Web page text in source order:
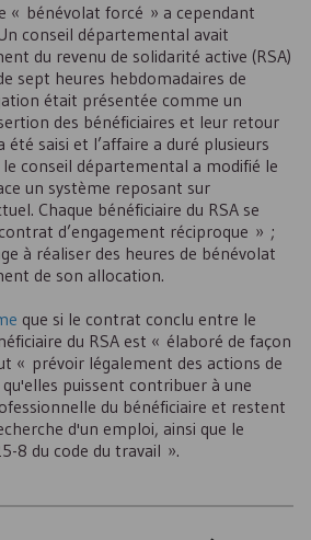
« bénévolat forcé » a cependant
conseil départemental avait
du revenu de solidarité active (RSA)
sept heures hebdomadaires de
était présentée comme un
des bénéficiaires et leur retour
été saisi et l’affaire a duré plusieurs
conseil départemental a modifié le
un système reposant sur
Chaque bénéficiaire du RSA se
d’engagement réciproque » ;
à réaliser des heures de bénévolat
de son allocation.
que si le contrat conclu entre le
du RSA est « élaboré de façon
« prévoir légalement des actions de
puissent contribuer à une
du bénéficiaire et restent
d'un emploi, ainsi que le
8 du code du travail ».